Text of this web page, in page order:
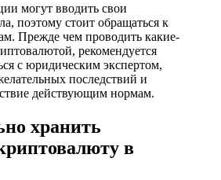
могут вводить свои
поэтому стоит обращаться к
Прежде чем проводить какие-
рекомендуется
с юридическим экспертом,
последствий и
действующим нормам.
хранить
в